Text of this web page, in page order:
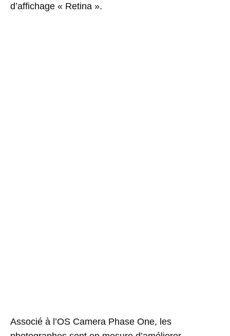
d’affichage « Retina ».
Associé à l’OS Camera Phase One, les